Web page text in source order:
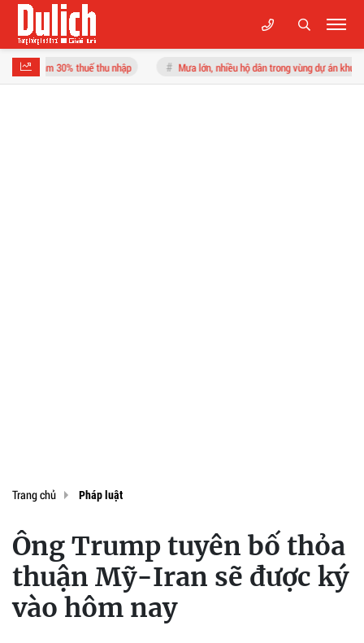
nhập Mưa lớn, nhiều hộ dân trong vùng dự án khu đô thị phải lội nước
Trang chủ Pháp luật
Ông Trump tuyên bố thỏa
thuận Mỹ-Iran sẽ được ký
vào hôm nay